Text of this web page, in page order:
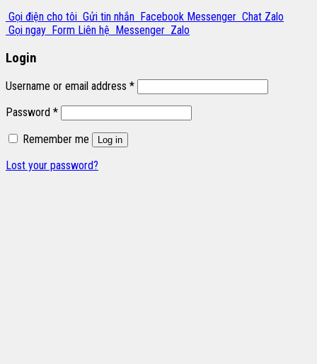
Gọi điện cho tôi Gửi tin nhắn Facebook Messenger Chat Zalo
Gọi ngay Form Liên hệ Messenger Zalo
Login
Username or email address *
Password *
Remember me
Log in
Lost your password?